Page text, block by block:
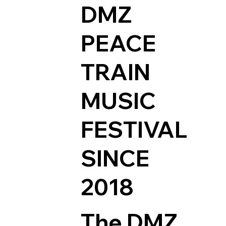
DMZ
PEACE
TRAIN
MUSIC
FESTIVAL
SINCE
2018